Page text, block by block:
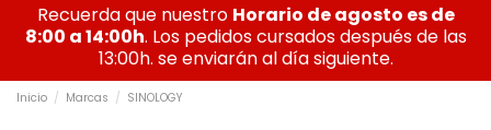
Recuerda que nuestro Horario de agosto es de
8:00 a 14:00h. Los pedidos cursados después de las
13:00h. se enviarán al día siguiente.
Inicio Marcas SINOLOGY